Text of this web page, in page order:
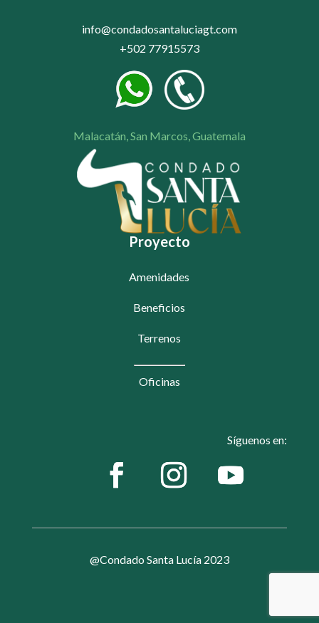
info@condadosantaluciagt.com
+502 77915573
Malacatán, San Marcos, Guatemala
Proyecto
Amenidades
Beneficios
Terrenos
Oficinas
Síguenos en:
@Condado Santa Lucía 2023